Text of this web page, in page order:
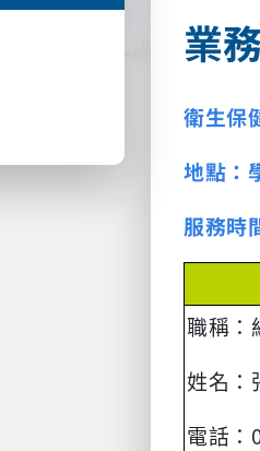
業
衛生保
地點：
服務時
職稱：
姓名：
電話：